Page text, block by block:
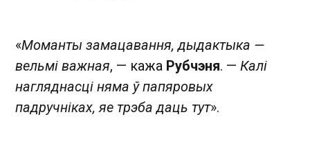
«Моманты замацавання, дыдактыка —
вельмі важная, — кажа Рубчэня. — Калі
нагляднасці няма ў папяровых
падручніках, яе трэба даць тут».